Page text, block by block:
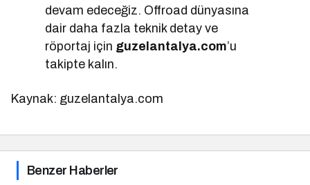
devam edeceğiz. Offroad dünyasına
dair daha fazla teknik detay ve
röportaj için guzelantalya.com’u
takipte kalın.
Kaynak: guzelantalya.com
Benzer Haberler